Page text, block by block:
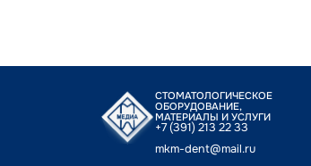
СТОМАТОЛОГИЧЕСКОЕ
ОБОРУДОВАНИЕ,
МАТЕРИАЛЫ И УСЛУГИ
+7 (391) 213 22 33
mkm-dent@mail.ru